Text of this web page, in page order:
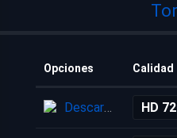
Opciones Calidad
Descarga HD